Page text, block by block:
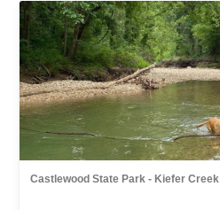
Castlewood State Park - Kiefer Creek